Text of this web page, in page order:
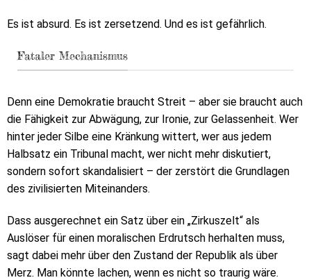
Es ist absurd. Es ist zersetzend. Und es ist gefährlich.
Fataler Mechanismus
Denn eine Demokratie braucht Streit – aber sie braucht auch
die Fähigkeit zur Abwägung, zur Ironie, zur Gelassenheit. Wer
hinter jeder Silbe eine Kränkung wittert, wer aus jedem
Halbsatz ein Tribunal macht, wer nicht mehr diskutiert,
sondern sofort skandalisiert – der zerstört die Grundlagen
des zivilisierten Miteinanders.
Dass ausgerechnet ein Satz über ein „Zirkuszelt“ als
Auslöser für einen moralischen Erdrutsch herhalten muss,
sagt dabei mehr über den Zustand der Republik als über
Merz. Man könnte lachen, wenn es nicht so traurig wäre.